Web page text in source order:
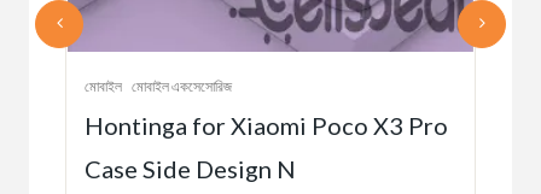
মোবাইল মোবাইল একসেসোরিজ
Hontinga for Xiaomi Poco X3 Pro
Case Side Design N